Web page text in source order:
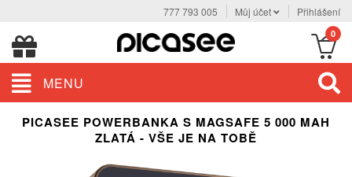
777 793 005 Můj účet Přihlášení
0
MENU
PICASEE POWERBANKA S MAGSAFE 5 000 MAH
ZLATÁ - VŠE JE NA TOBĚ